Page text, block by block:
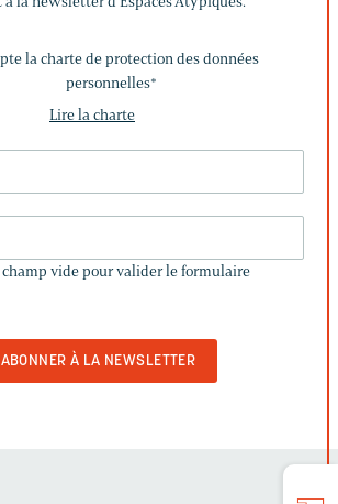
la charte de protection des données
personnelles*
Lire la charte
CHAMP
champ vide pour valider le formulaire